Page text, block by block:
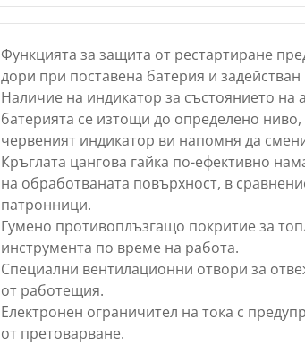
Функцията за защита от рестартиране
дори при поставена батерия и
Наличие на индикатор за състоянието на
батерията се изтощи до определено
червеният индикатор ви напомня да
Кръглата цангова гайка по-ефективно
на обработваната повърхност, в
патронници.
Гумено противоплъзгащо покритие за
инструмента по време на работа.
Специални вентилационни отвори за
от работещия.
Електронен ограничител на тока с
от претоварване.